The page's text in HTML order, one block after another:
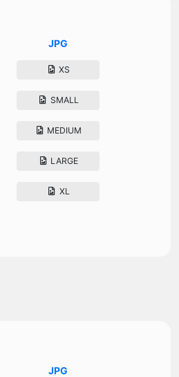
JPG
XS
SMALL
MEDIUM
LARGE
XL
JPG